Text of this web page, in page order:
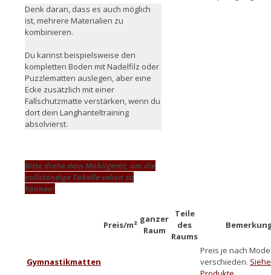
Denk daran, dass es auch möglich
ist, mehrere Materialien zu
kombinieren.
Du kannst beispielsweise den
kompletten Boden mit Nadelfilz oder
Puzzlematten auslegen, aber eine
Ecke zusätzlich mit einer
Fallschutzmatte verstärken, wenn du
dort dein Langhanteltraining
absolvierst.
Bitte drehe dein Mobilgerät, um die
vollständige Tabelle sehen zu
können!
Preis/m²
ganzer
Raum
Teile
des
Raums
Gymnastikmatten
Preis je nach
verschieden. Siehe